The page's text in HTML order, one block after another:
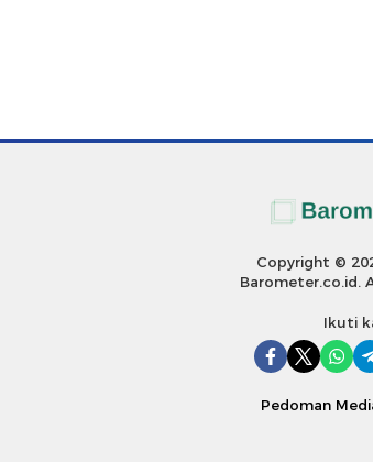
Copyright ©
Barometer.co.id.
Ikuti
Pedoman